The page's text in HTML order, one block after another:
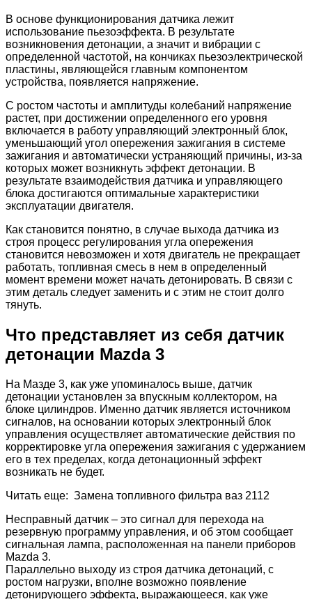
В основе функционирования датчика лежит
использование пьезоэффекта. В результате
возникновения детонации, а значит и вибрации с
определенной частотой, на кончиках пьезоэлектрической
пластины, являющейся главным компонентом
устройства, появляется напряжение.
С ростом частоты и амплитуды колебаний напряжение
растет, при достижении определенного его уровня
включается в работу управляющий электронный блок,
уменьшающий угол опережения зажигания в системе
зажигания и автоматически устраняющий причины, из-за
которых может возникнуть эффект детонации. В
результате взаимодействия датчика и управляющего
блока достигаются оптимальные характеристики
эксплуатации двигателя.
Как становится понятно, в случае выхода датчика из
строя процесс регулирования угла опережения
становится невозможен и хотя двигатель не прекращает
работать, топливная смесь в нем в определенный
момент времени может начать детонировать. В связи с
этим деталь следует заменить и с этим не стоит долго
тянуть.
Что представляет из себя датчик
детонации Mazda 3
На Мазде 3, как уже упоминалось выше, датчик
детонации установлен за впускным коллектором, на
блоке цилиндров. Именно датчик является источником
сигналов, на основании которых электронный блок
управления осуществляет автоматические действия по
корректировке угла опережения зажигания с удержанием
его в тех пределах, когда детонационный эффект
возникать не будет.
Читать еще: Замена топливного фильтра ваз 2112
Несправный датчик – это сигнал для перехода на
резервную программу управления, и об этом сообщает
сигнальная лампа, расположенная на панели приборов
Mazda 3.
Параллельно выходу из строя датчика детонаций, с
ростом нагрузки, вполне возможно появление
детонирующего эффекта, выражающееся, как уже